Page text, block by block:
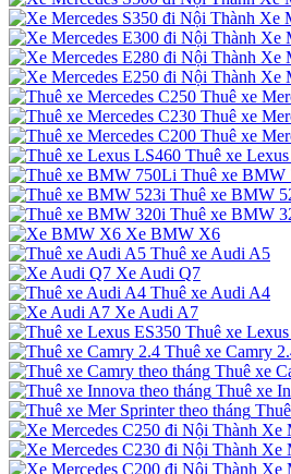
Xe
Xe
Xe
Xe
Thuê xe
Thuê xe
Thuê xe
Thuê xe
Thuê xe BMW
Thuê xe BMW
Thuê xe BMW
Xe BMW X6
Thuê xe Audi A5
Xe Audi Q7
Thuê xe Audi A4
Xe Audi A7
Thuê xe
Thuê xe Camry
Thuê xe
Thuê xe
Xe
Xe
Xe